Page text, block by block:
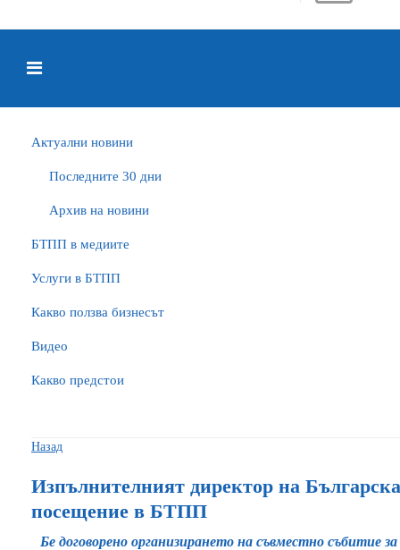
Актуални новини
Последните 30 дни
Архив на новини
БTПП в медиите
Услуги в БТПП
Какво ползва бизнесът
Видео
Какво предстои
Назад
Изпълнителният директор на
посещение в БТПП
Бе договорено организирането на съвместно събитие